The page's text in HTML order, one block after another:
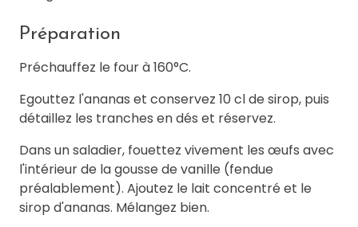
Préparation
Préchauffez le four à 160°C.
Egouttez l'ananas et conservez 10 cl de sirop, puis
détaillez les tranches en dés et réservez.
Dans un saladier, fouettez vivement les œufs avec
l'intérieur de la gousse de vanille (fendue
préalablement). Ajoutez le lait concentré et le
sirop d'ananas. Mélangez bien.